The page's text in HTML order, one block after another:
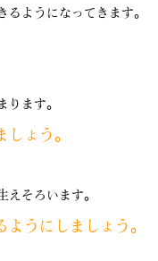
ようになってきます。
ます。
ょう。
そろいます。
うにしましょう。